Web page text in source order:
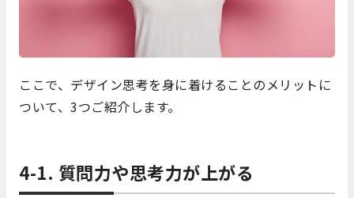
ここで、デザイン思考を身に着けることのメリットに
ついて、3つご紹介します。
4-1. 質問力や思考力が上がる